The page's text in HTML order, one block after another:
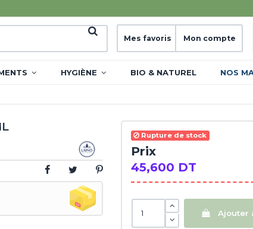
Mes favoris Mon compte
HYGIÈNE BIO & NATUREL NOS
Rupture de stock
Prix
45,600 DT
Ajouter